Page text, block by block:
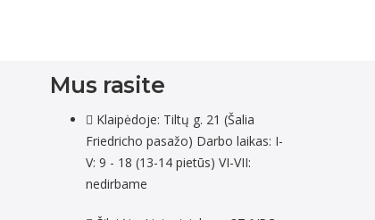
Mus rasite
Klaipėdoje: Tiltų g. 21 (Šalia
Friedricho pasažo) Darbo laikas: I-
V: 9 - 18 (13-14 pietūs) VI-VII:
nedirbame